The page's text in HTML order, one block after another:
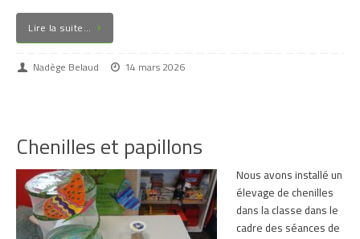
Lire la suite…
Nadège Belaud 14 mars 2026
Chenilles et papillons
Nous avons installé un
élevage de chenilles
dans la classe dans le
cadre des séances de